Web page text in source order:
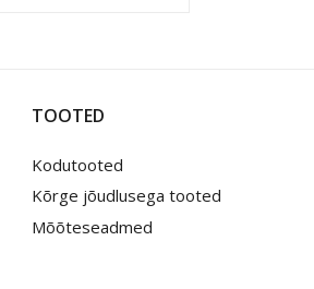
TOOTED
Kodutooted
Kõrge jõudlusega tooted
Mõõteseadmed